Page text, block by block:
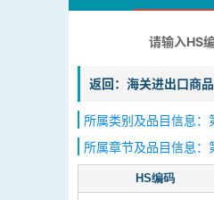
请输入HS
返回：海关进出口商
所属类别及品目信息：
所属章节及品目信息
HS编码